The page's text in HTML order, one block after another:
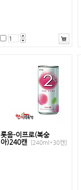
롯음-이프로(복숭
아)240캔
[240ml*30캔]